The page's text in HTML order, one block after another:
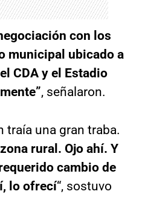
con los
municipal ubicado a
CDA y el Estadio
, señalaron.
traía una gran traba.
rural. Ojo ahí. Y
cambio de
lo ofrecí“, sostuvo